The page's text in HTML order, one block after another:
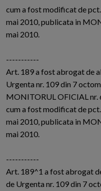
cum a fost modificat de pct.
mai 2010, publicata in
mai 2010.
-----------
Art. 189 a fost abrogat de
Urgenta nr. 109 din 7
MONITORUL OFICIAL nr.
cum a fost modificat de pct.
mai 2010, publicata in
mai 2010.
-----------
Art. 189^1 a fost abrogat
de Urgenta nr. 109 din 7